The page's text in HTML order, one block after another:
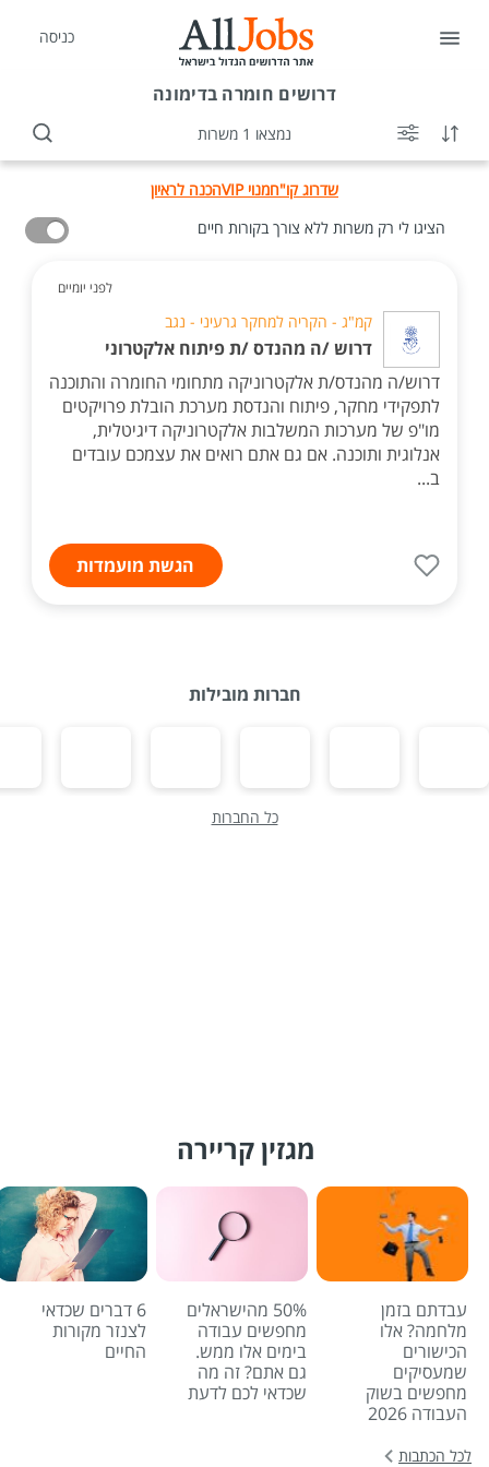
כניסה
דרושים חומרה בדימונה
נמצאו 1 משרות
שדרוג קו"חמנוי VIP
הכנה לראיון
הציגו לי רק משרות ללא צורך בקורות חיים
לפני יומיים
קמ"ג - הקריה למחקר גרעיני - נגב
דרוש /ה מהנדס /ת פיתוח אלקטרוני
דרוש/ה מהנדס/ת אלקטרוניקה מתחומי החומרה והתוכנה
לתפקידי מחקר, פיתוח והנדסת מערכת הובלת פרויקטים
מו"פ של מערכות המשלבות אלקטרוניקה דיגיטלית,
אנלוגית ותוכנה. אם גם אתם רואים את עצמכם עובדים
ב...
הגשת מועמדות
חברות מובילות
כל החברות
מגזין קריירה
עבדתם בזמן
מלחמה? אלו
הכישורים
שמעסיקים
מחפשים בשוק
העבודה 2026
50% מהישראלים
מחפשים עבודה
בימים אלו ממש.
גם אתם? זה מה
שכדאי לכם לדעת
6 דברים שכדאי
לצנזר מקורות
החיים
לכל הכתבות